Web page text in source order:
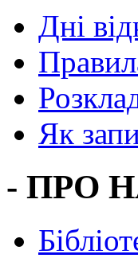
Дні
Як
- ПРО